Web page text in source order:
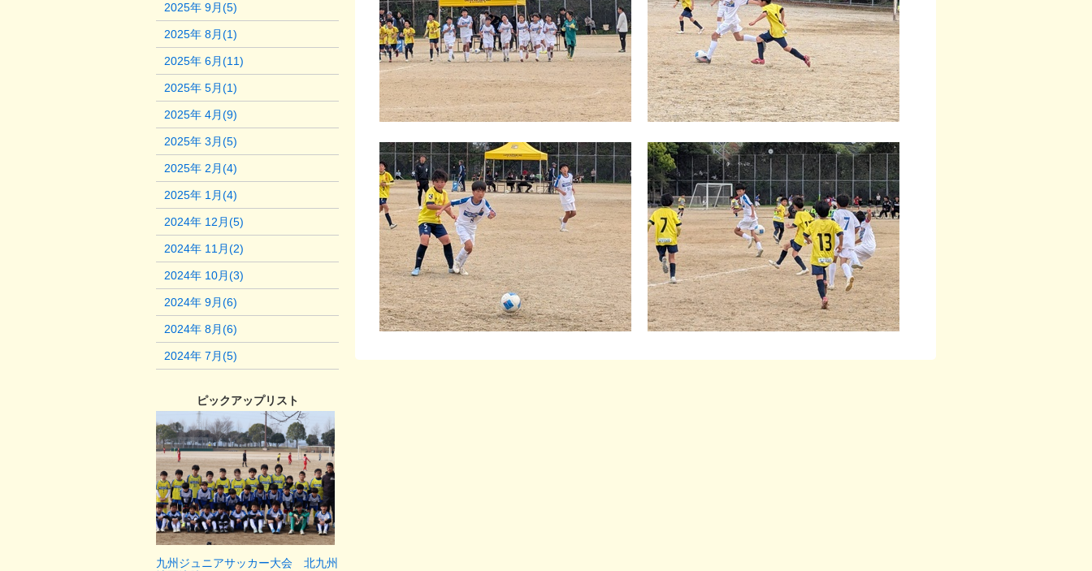
2025年 9月(5)
2025年 8月(1)
2025年 6月(11)
2025年 5月(1)
2025年 4月(9)
2025年 3月(5)
2025年 2月(4)
2025年 1月(4)
2024年 12月(5)
2024年 11月(2)
2024年 10月(3)
2024年 9月(6)
2024年 8月(6)
2024年 7月(5)
ピックアップリスト
九州ジュニアサッカー大会 北九州